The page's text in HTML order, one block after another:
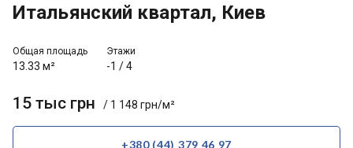
Итальянский квартал, Киев
Общая площадь
13.33 м²
Этажи
-1 /4
15 тыс грн / 1 148 грн/м²
+380 (44) 379 46 97